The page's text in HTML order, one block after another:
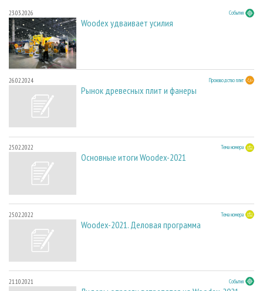
23.03.2026 События
Woodex удваивает усилия
26.02.2024 Производство плит
Рынок древесных плит и фанеры
25.02.2022 Тема номера
Основные итоги Woodex-2021
25.02.2022 Тема номера
Woodex-2021. Деловая программа
21.10.2021 События